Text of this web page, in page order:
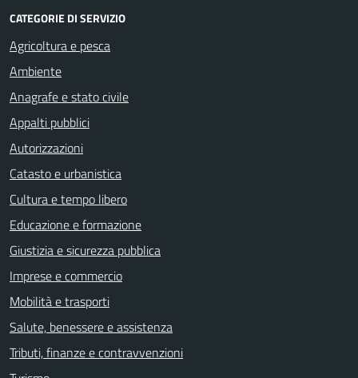
CATEGORIE DI SERVIZIO
Agricoltura e pesca
Ambiente
Anagrafe e stato civile
Appalti pubblici
Autorizzazioni
Catasto e urbanistica
Cultura e tempo libero
Educazione e formazione
Giustizia e sicurezza pubblica
Imprese e commercio
Mobilità e trasporti
Salute, benessere e assistenza
Tributi, finanze e contravvenzioni